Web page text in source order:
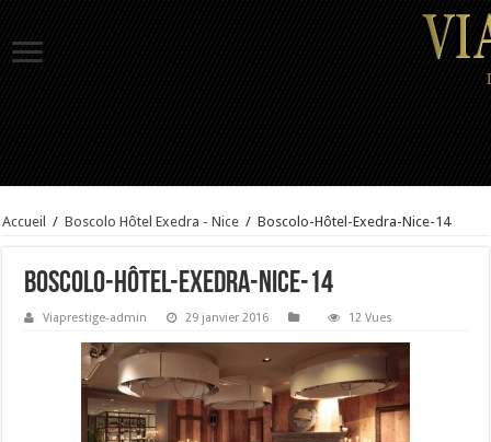
Accueil / Boscolo Hôtel Exedra - Nice / Boscolo-Hôtel-Exedra-Nice-14
Boscolo-Hôtel-Exedra-Nice-14
Viaprestige-admin 29 janvier 2016 12 Vues